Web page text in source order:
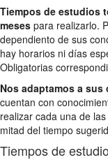
Tiempos de estudios
meses para realizarlo.
dependiento de sus
hay horarios ni días
Obligatorias
Nos adaptamos a
cuentan con
realizar cada una de
mitad del tiempo
Tiempos de estudio